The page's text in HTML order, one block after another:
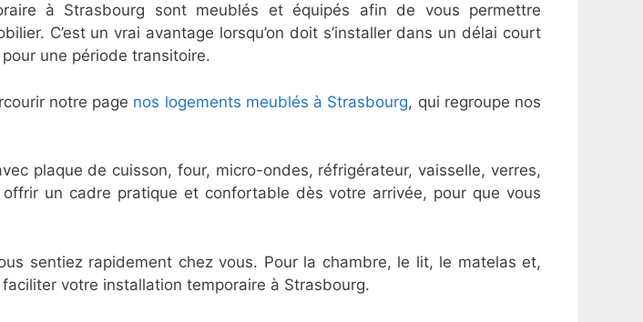
à Strasbourg sont meublés et équipés afin de vous permettre
C’est un vrai avantage lorsqu’on doit s’installer dans un délai court
une période transitoire.
notre page nos logements meublés à Strasbourg, qui regroupe nos
plaque de cuisson, four, micro-ondes, réfrigérateur, vaisselle, verres,
un cadre pratique et confortable dès votre arrivée, pour que vous
sentiez rapidement chez vous. Pour la chambre, le lit, le matelas et,
votre installation temporaire à Strasbourg.